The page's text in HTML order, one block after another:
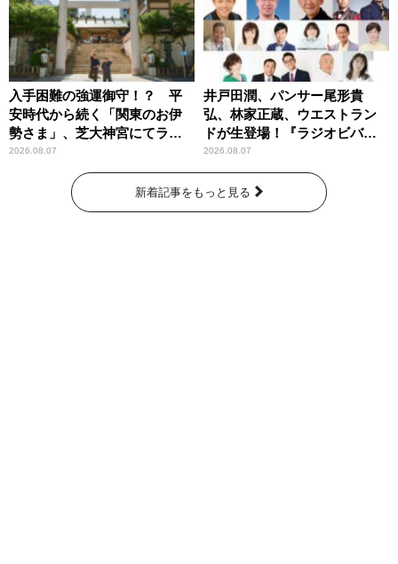
入手困難の強運御守！？ 平
安時代から続く「関東のお伊
勢さま」、芝大神宮にてラン
パンプスが合格祈願！
2026.08.07
井戸田潤、パンサー尾形貴
弘、林家正蔵、ウエストラン
ドが生登場！『ラジオビバリ
ー昼ズ』
2026.08.07
新着記事をもっと見る